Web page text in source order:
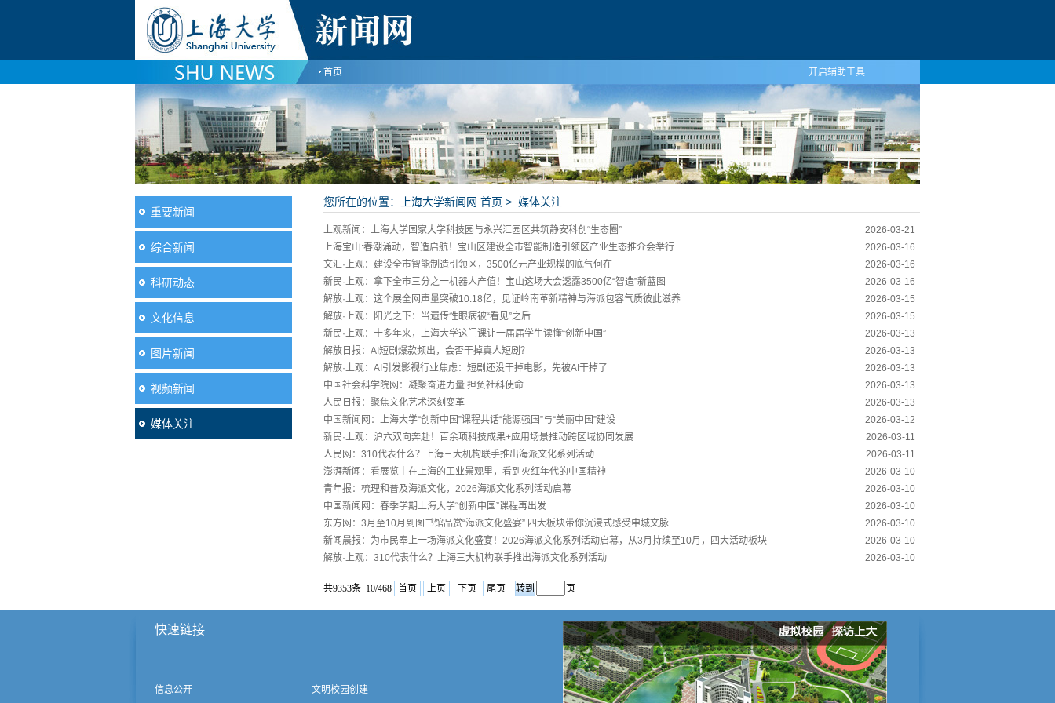
首页 开启辅助工具
重要新闻
综合新闻
科研动态
文化信息
图片新闻
视频新闻
媒体关注
您所在的位置： 上海大学新闻网 首页 > 媒体关注
上观新闻：上海大学国家大学科技园与永兴汇园区共筑静安科创“生态圈”
2026-03-21
上海宝山:春潮涌动，智造启航！宝山区建设全市智能制造引领区产业生态推介会举行
2026-03-16
文汇·上观：建设全市智能制造引领区，3500亿元产业规模的底气何在
2026-03-16
新民·上观：拿下全市三分之一机器人产值！宝山这场大会透露3500亿“智造”新蓝图
2026-03-16
解放·上观：这个展全网声量突破10.18亿，见证岭南革新精神与海派包容气质彼此滋养
2026-03-15
解放·上观：阳光之下：当遗传性眼病被“看见”之后
2026-03-15
新民·上观：十多年来，上海大学这门课让一届届学生读懂“创新中国”
2026-03-13
解放日报：AI短剧爆款频出，会否干掉真人短剧？
2026-03-13
解放·上观：AI引发影视行业焦虑：短剧还没干掉电影，先被AI干掉了
2026-03-13
中国社会科学院网：凝聚奋进力量 担负社科使命
2026-03-13
人民日报：聚焦文化艺术深刻变革
2026-03-13
中国新闻网：上海大学“创新中国”课程共话“能源强国”与“美丽中国”建设
2026-03-12
新民·上观：沪六双向奔赴！百余项科技成果+应用场景推动跨区域协同发展
2026-03-11
人民网：310代表什么？上海三大机构联手推出海派文化系列活动
2026-03-11
澎湃新闻：看展览｜在上海的工业景观里，看到火红年代的中国精神
2026-03-10
青年报：梳理和普及海派文化，2026海派文化系列活动启幕
2026-03-10
中国新闻网：春季学期上海大学“创新中国”课程再出发
2026-03-10
东方网：3月至10月到图书馆品赏“海派文化盛宴” 四大板块带你沉浸式感受申城文脉
2026-03-10
新闻晨报：为市民奉上一场海派文化盛宴！2026海派文化系列活动启幕，从3月持续至10月，四大活动板块
2026-03-10
解放·上观：310代表什么？上海三大机构联手推出海派文化系列活动
2026-03-10
共9353条 10/468 首页 上页 下页 尾页 页
快速链接
信息公开 文明校园创建